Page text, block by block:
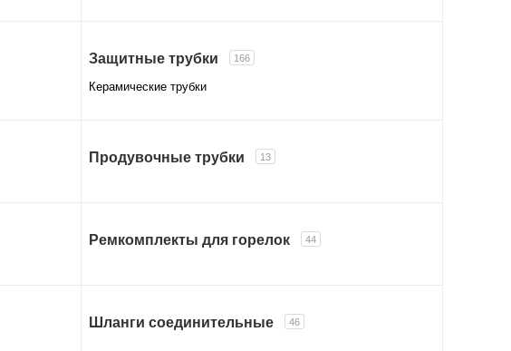
Защитные трубки 166
Керамические трубки
Продувочные трубки 13
Ремкомплекты для горелок 44
Шланги соединительные 46